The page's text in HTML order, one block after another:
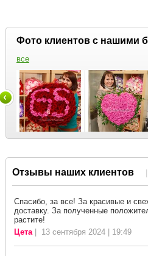
Фото клиентов с нашими
все
Отзывы наших клиентов
Спасибо, за все! За красивые и
доставку. За полученные
растите!
Цета| 13 сентября 2024 | 19:49